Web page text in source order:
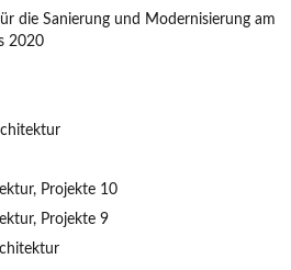
die Sanierung und Modernisierung am
2020
Projekte 10
Projekte 9